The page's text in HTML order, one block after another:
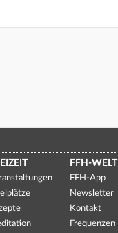
FFH-WELT
FFH-App
Newsletter
Kontakt
Frequenzen